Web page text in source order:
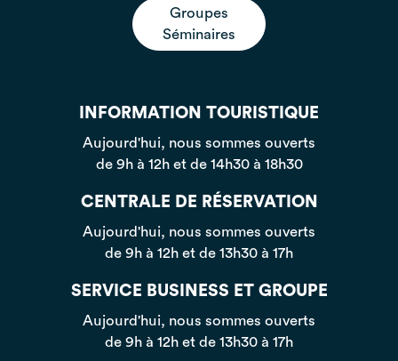
Groupes
Séminaires
INFORMATION TOURISTIQUE
Aujourd'hui, nous sommes ouverts
de 9h à 12h et de 14h30 à 18h30
CENTRALE DE RÉSERVATION
Aujourd'hui, nous sommes ouverts
de 9h à 12h et de 13h30 à 17h
SERVICE BUSINESS ET GROUPE
Aujourd'hui, nous sommes ouverts
de 9h à 12h et de 13h30 à 17h